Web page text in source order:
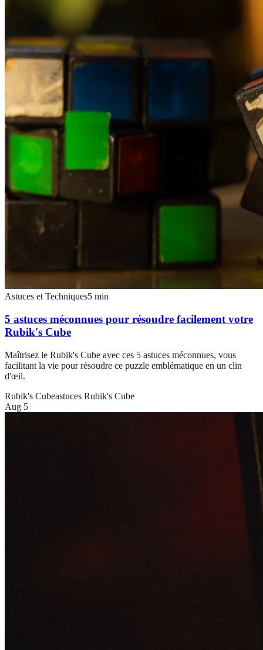
Astuces et Techniques5 min
5 astuces méconnues pour résoudre facilement votre
Rubik's Cube
Maîtrisez le Rubik's Cube avec ces 5 astuces méconnues, vous
facilitant la vie pour résoudre ce puzzle emblématique en un clin
d'œil.
Rubik's Cubeastuces Rubik's Cube
Aug 5